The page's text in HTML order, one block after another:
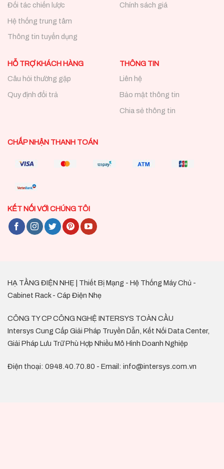
Đối tác chiến lược
Hệ thống trung tâm
Thông tin tuyển dụng
Chính sách giá
HỖ TRỢ KHÁCH HÀNG
Câu hỏi thường gặp
Quy định đổi trả
THÔNG TIN
Liên hệ
Bảo mật thông tin
Chia sẻ thông tin
CHẤP NHẬN THANH TOÁN
KẾT NỐI VỚI CHÚNG TÔI
HẠ TẦNG ĐIỆN NHẸ | Thiết Bị Mạng - Hệ Thống Máy Chủ -
Cabinet Rack - Cáp Điện Nhẹ
CÔNG TY CP CÔNG NGHỆ INTERSYS TOÀN CẦU
Intersys Cung Cấp Giải Pháp Truyền Dẫn, Kết Nối Data Center,
Giải Pháp Lưu Trữ Phù Hợp Nhiều Mô Hình Doanh Nghiệp
Điện thoại: 0948.40.70.80 - Email: info@intersys.com.vn